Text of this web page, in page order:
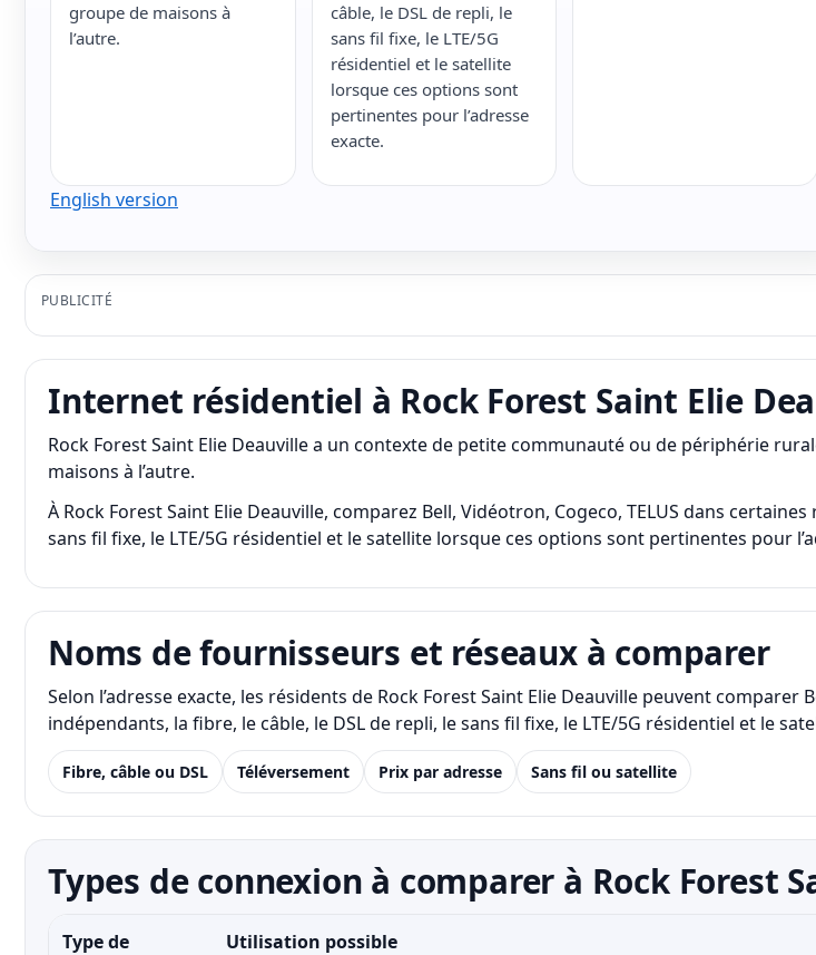
groupe de maisons à
l’autre.
câble, le DSL de repli, le
sans fil fixe, le LTE/5G
résidentiel et le satellite
lorsque ces options sont
pertinentes pour l’adresse
exacte.
English version
PUBLICITÉ
Internet résidentiel à Rock Forest Saint Elie
Rock Forest Saint Elie Deauville a un contexte de petite communauté ou de périphérie
maisons à l’autre.
À Rock Forest Saint Elie Deauville, comparez Bell, Vidéotron, Cogeco, TELUS dans
sans fil fixe, le LTE/5G résidentiel et le satellite lorsque ces options sont pertinentes pour
Noms de fournisseurs et réseaux à comparer
Selon l’adresse exacte, les résidents de Rock Forest Saint Elie Deauville peuvent
indépendants, la fibre, le câble, le DSL de repli, le sans fil fixe, le LTE/5G résidentiel et le
Fibre, câble ou DSL Téléversement Prix par adresse Sans fil ou satellite
Types de connexion à comparer à Rock Forest
Type de
Utilisation possible